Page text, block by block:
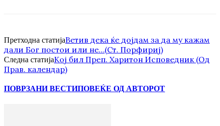
Претходна статијаВетив дека ќе дојдам за да му кажам
дали Бог постои или не…(Ст. Порфириј)
Следна статијаКој бил Прeп. Харитoн Испoвeдник (Од
Прав. календар)
ПОВРЗАНИ ВЕСТИПОВЕЌЕ ОД АВТОРОТ